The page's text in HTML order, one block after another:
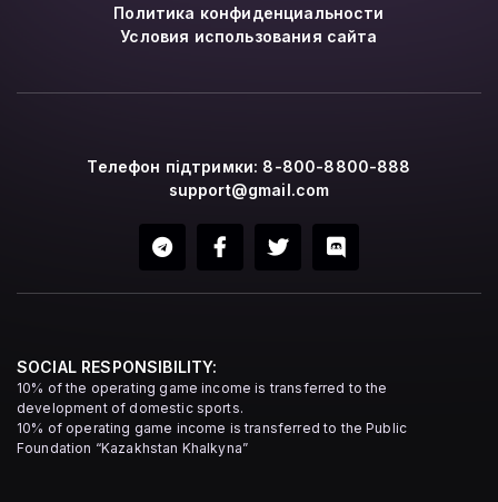
Политика конфиденциальности
Условия использования сайта
Телефон підтримки: 8-800-8800-888
support@gmail.com
SOCIAL RESPONSIBILITY:
10% of the operating game income is transferred to the
development of domestic sports.
10% of operating game income is transferred to the Public
Foundation “Kazakhstan Khalkyna”